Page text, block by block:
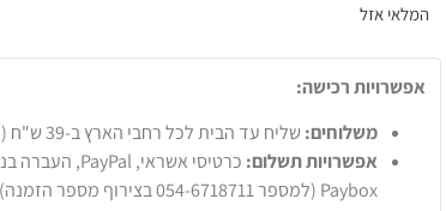
המלאי אזל
אפשרויות רכישה:
משלוחים:שליח עד הבית לכל רחבי הארץ ב-39 ש"ח (עבור חבילות עד 20 ק"ג).
אפשרויות תשלום:
Paybox (למספר 054-6718711 בצירוף מספר הזמנה).